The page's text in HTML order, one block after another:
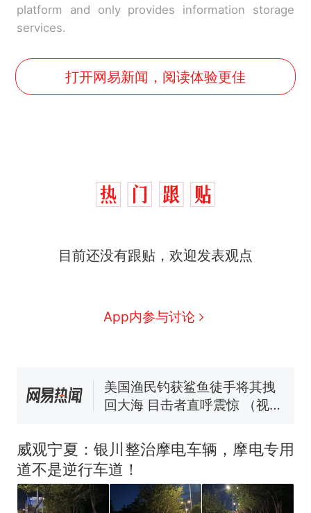
platform and only provides information storage
services.
打开网易新闻，阅读体验更佳
目前还没有跟贴，欢迎发表观点
App内参与讨论
因老师一句“跟我回家”改写了
费大厨“全国小炒肉大王”称
140多朵
美国渔民钓获鲨鱼徒手将其拽
回大海 目击者直呼震惊 （视频
官方通报
热
那个在床头放菜刀的女孩，
因老师一句“跟我回家”改写了
人生
威观宁夏：银川整治摩电车辆，摩电专用
道不是逆行车道！